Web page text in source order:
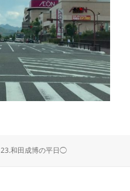
カ
23.和田成博の平日◯